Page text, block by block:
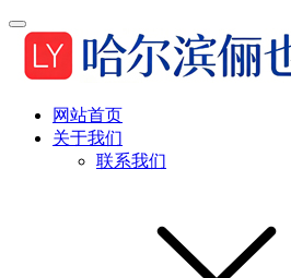
网站首页
关于我们
联系我们